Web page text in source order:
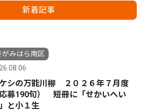
新着記事
がみはら南区
シの万能川柳 ２０２６年７月度
応募190句） 短冊に「せかいへい
と小１生